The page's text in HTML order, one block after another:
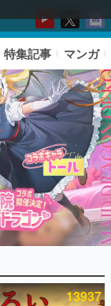
特集記事 マンガ
13937